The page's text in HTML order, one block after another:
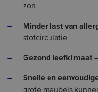
zon
Minder last van
stofcirculatie
Gezond leefklimaat
Snelle en
grote meubels